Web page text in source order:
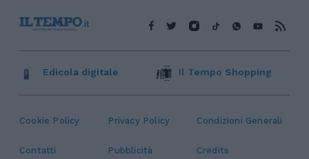
Cookie Policy Privacy Policy Condizioni Generali
Contatti Pubblicità
Credits
Edicola digitale Il Tempo Shopping